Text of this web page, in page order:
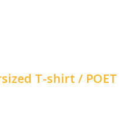
T-shirt / POET